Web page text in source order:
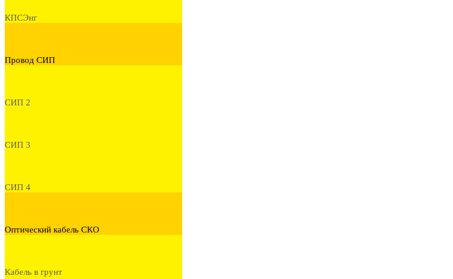
КПСЭнг
Провод СИП
СИП 2
СИП 3
СИП 4
Оптический кабель СКО
Кабель в грунт